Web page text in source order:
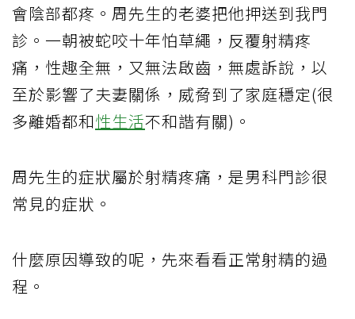
會陰部都疼。周先生的老婆把他押送到我門
診。一朝被蛇咬十年怕草繩，反覆射精疼
痛，性趣全無，又無法啟齒，無處訴說，以
至於影響了夫妻關係，威脅到了家庭穩定(很
多離婚都和性生活不和諧有關)。
周先生的症狀屬於射精疼痛，是男科門診很
常見的症狀。
什麼原因導致的呢，先來看看正常射精的過
程。